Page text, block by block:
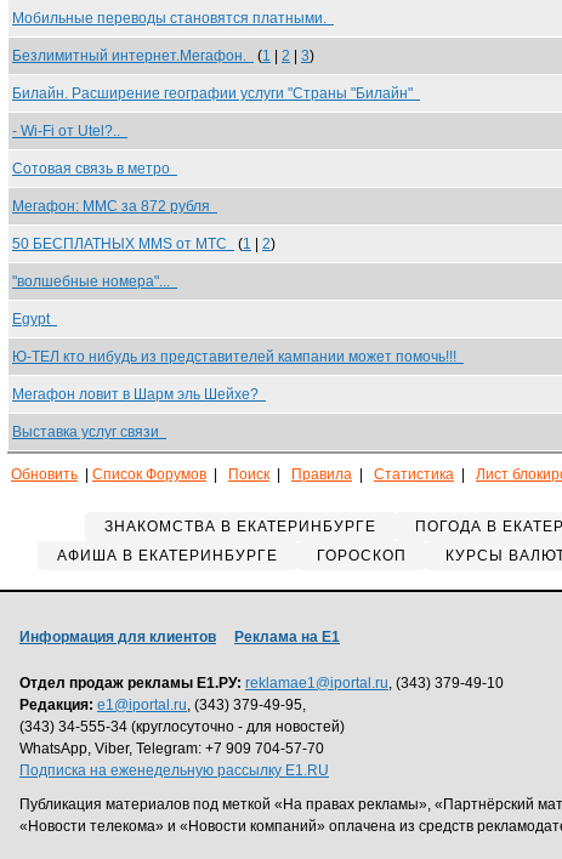
Мобильные переводы становятся платными.
Безлимитный интернет.Мегафон. (1 2 3)
Билайн. Расширение географии услуги "Страны "Билайн"
- Wi-Fi от Utel?..
Сотовая связь в метро
Мегафон: ММС за 872 рубля
50 БЕСПЛАТНЫХ MMS от МТС (1 2)
"волшебные номера"...
Egypt
Ю-ТЕЛ кто нибудь из представителей кампании может помочь!!!
Мегафон ловит в Шарм эль Шейхе?
Выставка услуг связи
Обновить Список Форумов Поиск Правила Статистика Лист
ЗНАКОМСТВА В ЕКАТЕРИНБУРГЕ ПОГОДА В
АФИША В ЕКАТЕРИНБУРГЕ
ГОРОСКОП КУРСЫ
Информация для клиентов Реклама на Е1
Отдел продаж рекламы Е1.РУ: reklamae1@iportal.ru, (343) 379-49-10
Редакция: e1@iportal.ru, (343) 379-49-95,
(343) 34-555-34 (круглосуточно - для новостей)
WhatsApp, Viber, Telegram: +7 909 704-57-70
Подписка на еженедельную рассылку E1.RU
Публикация материалов под меткой «На правах рекламы», «Партнёрский
«Новости телекома» и «Новости компаний» оплачена из средств